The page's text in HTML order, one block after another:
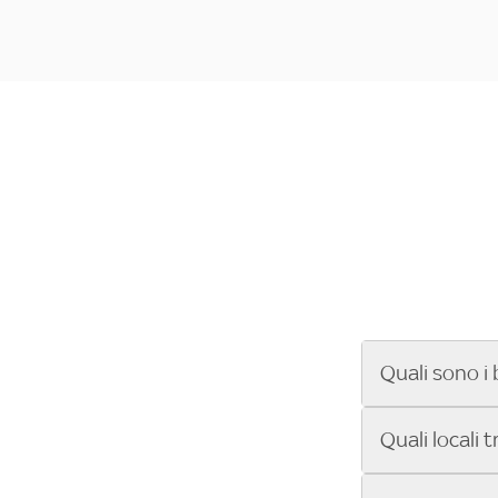
Quali sono i
Se cerchi un
ENILIVE, la
Quali locali